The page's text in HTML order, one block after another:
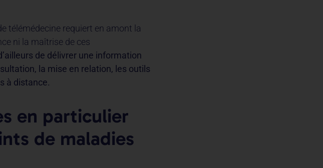
télémédecine requiert en amont la
ni la maîtrise de ces
de délivrer une information
la mise en relation, les outils
à distance.
en particulier
de maladies